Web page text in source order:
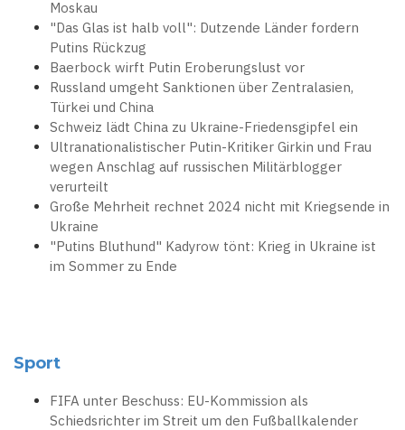
Moskau
"Das Glas ist halb voll": Dutzende Länder fordern
Putins Rückzug
Baerbock wirft Putin Eroberungslust vor
Russland umgeht Sanktionen über Zentralasien,
Türkei und China
Schweiz lädt China zu Ukraine-Friedensgipfel ein
Ultranationalistischer Putin-Kritiker Girkin und Frau
wegen Anschlag auf russischen Militärblogger
verurteilt
Große Mehrheit rechnet 2024 nicht mit Kriegsende in
Ukraine
"Putins Bluthund" Kadyrow tönt: Krieg in Ukraine ist
im Sommer zu Ende
Sport
FIFA unter Beschuss: EU-Kommission als
Schiedsrichter im Streit um den Fußballkalender